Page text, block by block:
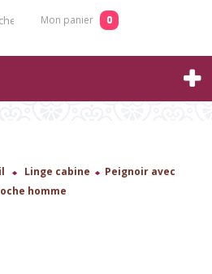
Mon panier 0
> Linge cabine > Peignoir avec
homme